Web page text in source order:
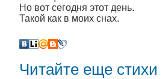
Но вот сегодня этот день.
Такой как в моих снах.
Читайте еще стихи